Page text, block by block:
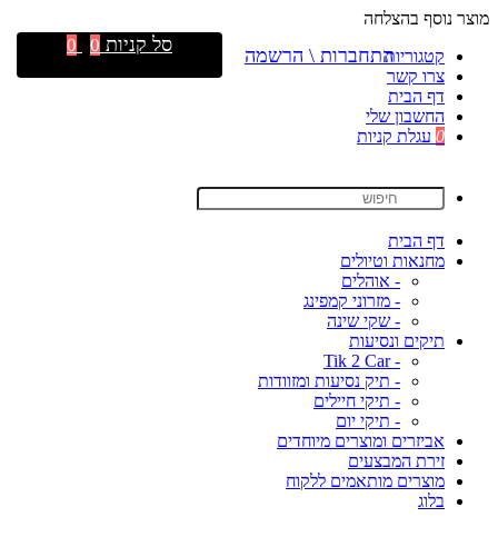
מוצר נוסף בהצלחה
קטגוריות
צרו קשר
דף הבית
החשבון שלי
0 עגלת קניות
דף הבית
מחנאות וטיולים
- אוהלים
- מזרוני קמפינג
- שקי שינה
תיקים ונסיעות
- Tik 2 Car
- תיק נסיעות ומזוודות
- תיקי חיילים
- תיקי יום
אביזרים ומוצרים מיוחדים
זירת המבצעים
מוצרים מותאמים ללקוח
בלוג
התחברות \ הרשמה סל קניות 0
0